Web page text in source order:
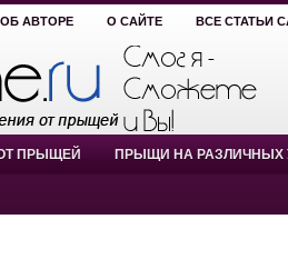
ОБ АВТОРЕ О САЙТЕ ВСЕ СТАТЬИ
ПРЫЩЕЙ ПРЫЩИ НА РАЗЛИЧНЫХ